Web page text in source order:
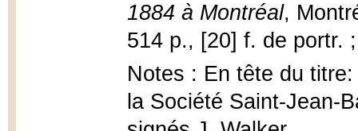
1884 à Montréal,
514 p., [20] f. de portr.
Notes : En tête du
la Société Saint-Jean-